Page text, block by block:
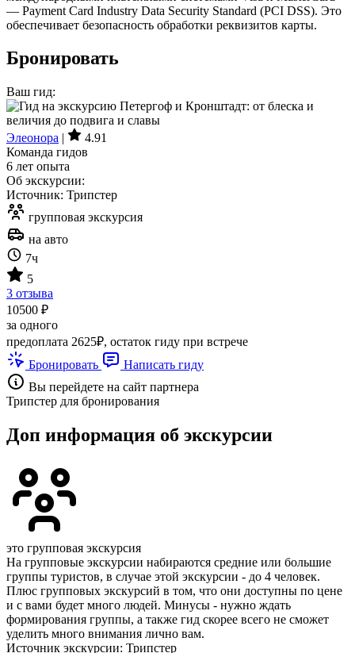
— Payment Card Industry Data Security Standard (PCI DSS). Это
обеспечивает безопасность обработки реквизитов карты.
Бронировать
Ваш гид:
Элеонора |
4.91
Команда гидов
6 лет опыта
Об экскурсии:
Источник: Трипстер
групповая экскурсия
на авто
7ч
5
3 отзыва
10500 ₽
за одного
предоплата 2625₽, остаток гиду при встрече
Бронировать
Написать гиду
Вы перейдете на сайт партнера
Трипстер для бронирования
Доп информация об экскурсии
это групповая экскурсия
На групповые экскурсии набираются средние или большие
группы туристов, в случае этой экскурсии - до 4 человек.
Плюс групповых экскурсий в том, что они доступны по цене
и с вами будет много людей. Минусы - нужно ждать
формирования группы, а также гид скорее всего не сможет
уделить много внимания лично вам.
Источник экскурсии: Трипстер